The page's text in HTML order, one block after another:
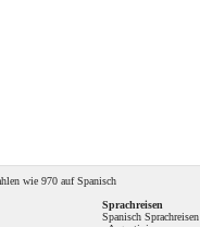
wie 970 auf Spanisch
Sprachreisen
Spanisch Sprachreisen